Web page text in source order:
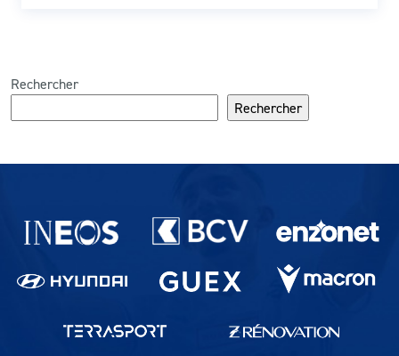
Rechercher
Rechercher
Partenaires du lausanne-Sport